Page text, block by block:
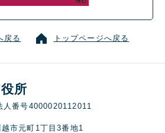
戻る トップページへ戻る
所
番号4000020112011
市元町1丁目3番地1